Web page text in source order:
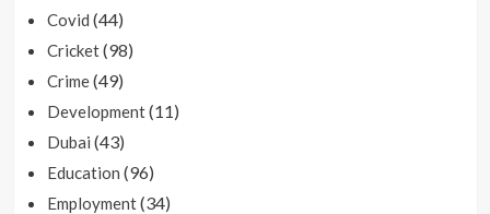
Covid (44)
Cricket(98)
Crime(49)
Development(11)
Dubai (43)
Education (96)
Employment(34)